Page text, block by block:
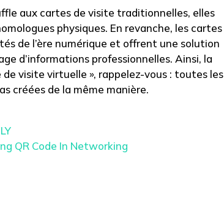
aux cartes de visite traditionnelles, elles
physiques. En revanche, les cartes
de l’ère numérique et offrent une solution
d’informations professionnelles. Ainsi, la
visite virtuelle », rappelez-vous : toutes les
créées de la même manière.
QR Code In Networking